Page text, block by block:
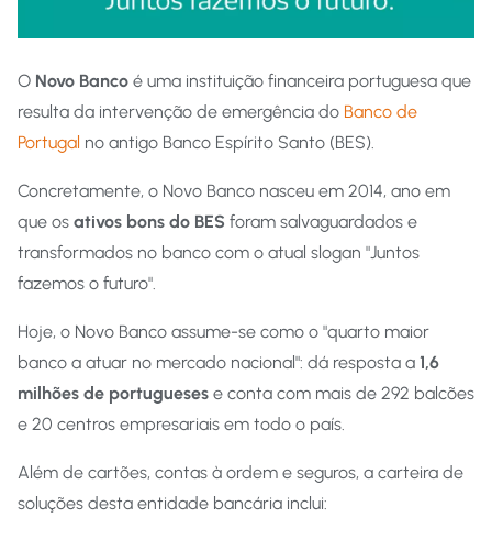
O Novo Banco é uma instituição financeira portuguesa que
resulta da intervenção de emergência do Banco de
Portugal no antigo Banco Espírito Santo (BES).
Concretamente, o Novo Banco nasceu em 2014, ano em
que os ativos bons do BES foram salvaguardados e
transformados no banco com o atual slogan "Juntos
fazemos o futuro".
Hoje, o Novo Banco assume-se como o "quarto maior
banco a atuar no mercado nacional": dá resposta a 1,6
milhões de portugueses e conta com mais de 292 balcões
e 20 centros empresariais em todo o país.
Além de cartões, contas à ordem e seguros, a carteira de
soluções desta entidade bancária inclui: